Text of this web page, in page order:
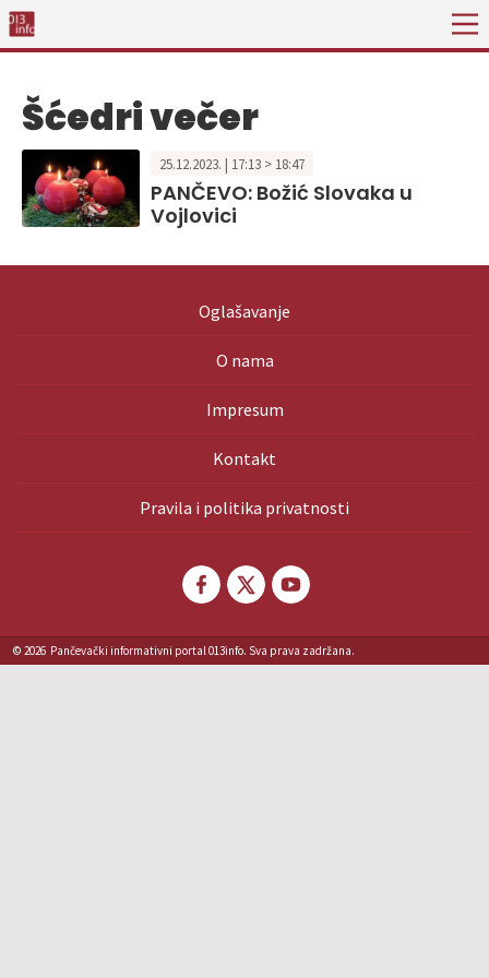
Šćedri večer
25.12.2023. | 17:13 > 18:47
PANČEVO: Božić Slovaka u
Vojlovici
Oglašavanje
O nama
Impresum
Kontakt
Pravila i politika privatnosti
© 2026 Pančevački informativni portal 013info. Sva prava zadržana.